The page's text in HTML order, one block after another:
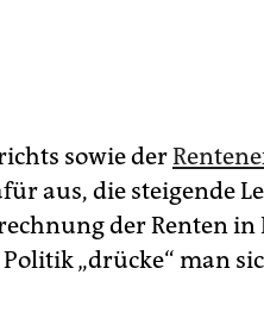
sowie der
aus, die steigende
der Renten
„drücke“ man